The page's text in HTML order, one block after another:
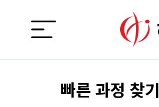
빠른 과정 찾기